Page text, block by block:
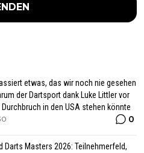
etwas, das wir noch nie gesehen
der Dartsport dank Luke Littler vor
in den USA stehen könnte
0
Darts Masters 2026: Teilnehmerfeld,